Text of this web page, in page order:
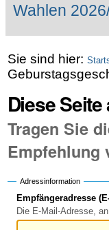
Wahlen
Sie sind hier:
Diese
Tragen Sie
Empfehlung
Adressinformation
Empfängeradresse
Die E-Mail-Adresse,